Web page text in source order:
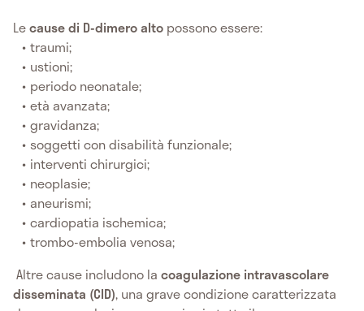
Lecause di D-dimero alto possono essere:
traumi;
ustioni;
periodo neonatale;
età avanzata;
gravidanza;
soggetti con disabilità funzionale;
interventi chirurgici;
neoplasie;
aneurismi;
cardiopatia ischemica;
trombo-embolia venosa;
Altre cause includono la coagulazione intravascolare
disseminata (CID), una grave condizione caratterizzata